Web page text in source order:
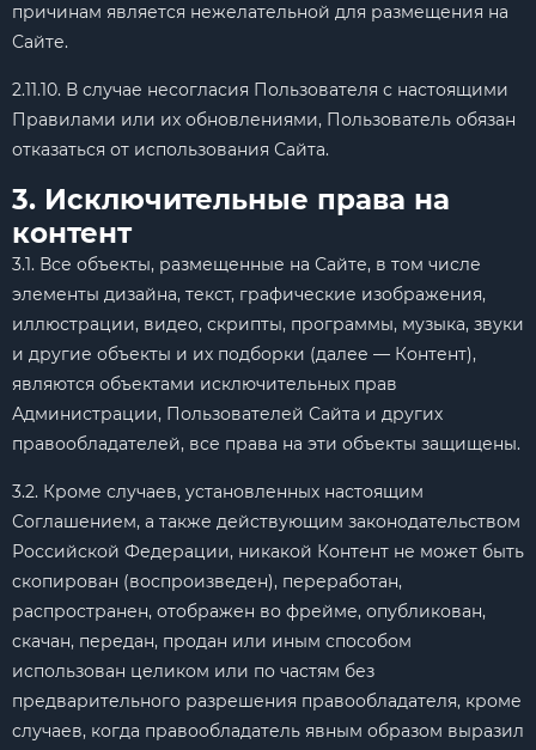
причинам является нежелательной для размещения на
Сайте.
2.11.10. В случае несогласия Пользователя с настоящими
Правилами или их обновлениями, Пользователь обязан
отказаться от использования Сайта.
3. Исключительные права на
контент
3.1. Все объекты, размещенные на Сайте, в том числе
элементы дизайна, текст, графические изображения,
иллюстрации, видео, скрипты, программы, музыка, звуки
и другие объекты и их подборки (далее — Контент),
являются объектами исключительных прав
Администрации, Пользователей Сайта и других
правообладателей, все права на эти объекты защищены.
3.2. Кроме случаев, установленных настоящим
Соглашением, а также действующим законодательством
Российской Федерации, никакой Контент не может быть
скопирован (воспроизведен), переработан,
распространен, отображен во фрейме, опубликован,
скачан, передан, продан или иным способом
использован целиком или по частям без
предварительного разрешения правообладателя, кроме
случаев, когда правообладатель явным образом выразил